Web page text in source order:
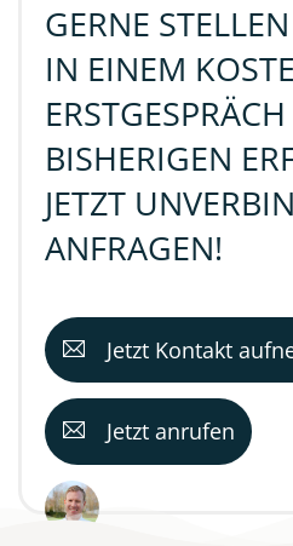
GERNE
IN EINEM
BISHERIGEN
JETZT
ANFRAGEN!
Jetzt Kontakt
Jetzt anrufen